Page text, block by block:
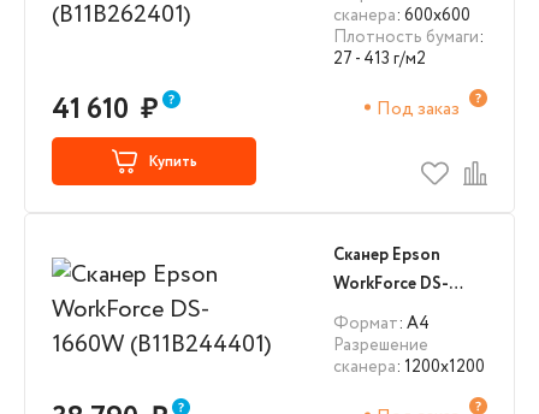
сканера: 600x600
Плотность бумаги:
27 - 413 г/м2
41 610 ₽ Под заказ
Купить
Сканер Epson
WorkForce DS-
1660W
(B11B244401)
Формат: А4
Разрешение
сканера: 1200x1200